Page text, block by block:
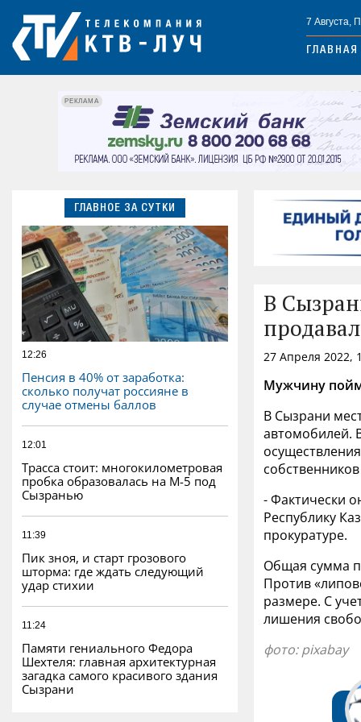
7 Августа,
ГЛАВНАЯ
РЕКЛАМА
ГЛАВНОЕ ЗА СУТКИ
12:26
Пенсия в 40% от заработка:
сколько получат россияне в
случае отмены баллов
12:01
Трасса стоит: многокилометровая
пробка образовалась на М-5 под
Сызранью
11:39
Пик зноя, и старт грозового
шторма: где ждать следующий
удар стихии
11:24
Памяти гениального Федора
Шехтеля: главная архитектурная
загадка самого красивого здания
Сызрани
В
27 Апреля 2022,
Мужчину
В Сызрани
автомобилей.
- Фактически
Республику
прокуратуре.
Общая сумма
Против
размере. С
лишения
фото:pixabay